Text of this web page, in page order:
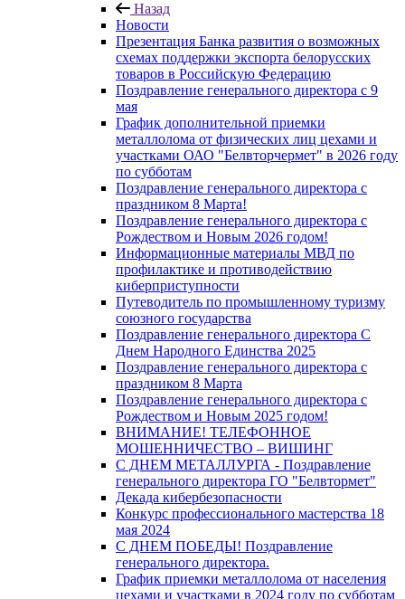
Назад
Новости
Презентация Банка развития о возможных
схемах поддержки экспорта белорусских
товаров в Российскую Федерацию
Поздравление генерального директора с 9
мая
График дополнительной приемки
металлолома от физических лиц цехами и
участками ОАО "Белвторчермет" в 2026 году
по субботам
Поздравление генерального директора с
праздником 8 Марта!
Поздравление генерального директора с
Рождеством и Новым 2026 годом!
Информационные материалы МВД по
профилактике и противодействию
киберприступности
Путеводитель по промышленному туризму
союзного государства
Поздравление генерального директора С
Днем Народного Единства 2025
Поздравление генерального директора с
праздником 8 Марта
Поздравление генерального директора с
Рождеством и Новым 2025 годом!
ВНИМАНИЕ! ТЕЛЕФОННОЕ
МОШЕННИЧЕСТВО – ВИШИНГ
С ДНЕМ МЕТАЛЛУРГА - Поздравление
генерального директора ГО "Белвтормет"
Декада кибербезопасности
Конкурс профессионального мастерства 18
мая 2024
С ДНЕМ ПОБЕДЫ! Поздравление
генерального директора.
График приемки металлолома от населения
цехами и участками в 2024 году по субботам